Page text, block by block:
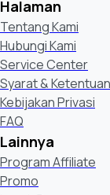
Halaman
Tentang Kami
Hubungi Kami
Service Center
Syarat & Ketentuan
Kebijakan Privasi
FAQ
Lainnya
Program Affiliate
Promo